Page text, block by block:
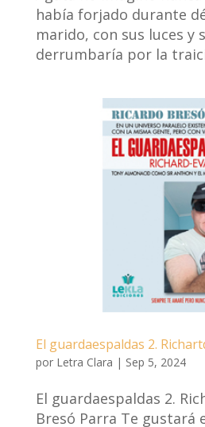
había forjado durante
marido, con sus luces y
derrumbaría por la
El guardaespaldas 2.
por Letra Clara | Sep 5, 2024
El guardaespaldas 2.
Bresó Parra Te gustará